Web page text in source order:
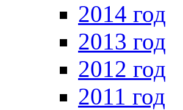
2014 год
2013 год
2012 год
2011 год